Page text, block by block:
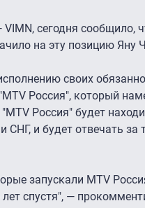
сегодня сообщило,
на эту позицию Яну
своих
Россия", который
Россия" будет
СНГ, и будет отвечать
запускали MTV
спустя", —